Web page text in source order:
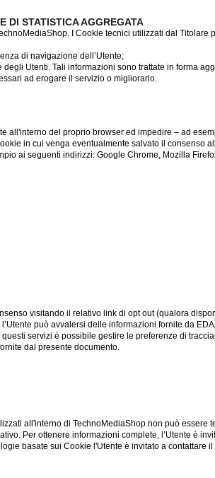
DI STATISTICA AGGREGATA
I Cookie tecnici utilizzati dal Titolare
di navigazione dell’Utente;
Utenti. Tali informazioni sono trattate in forma
ad erogare il servizio o migliorarlo.
all'interno del proprio browser ed impedire – ad
in cui venga eventualmente salvato il consenso
ai seguenti indirizzi: Google Chrome, Mozilla
visitando il relativo link di opt out (qualora
può avvalersi delle informazioni fornite da
servizi è possibile gestire le preferenze di
dal presente documento.
all'interno di TechnoMediaShop non può essere
Per ottenere informazioni complete, l’Utente è
basate sui Cookie l'Utente è invitato a contattare